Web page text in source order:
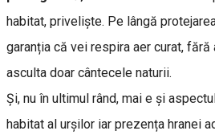
habitat, priveliște. Pe lângă
garanția că vei respira aer curat,
asculta doar cântecele naturii.
Și, nu în ultimul rând, mai e și
habitat al urșilor iar prezența hranei